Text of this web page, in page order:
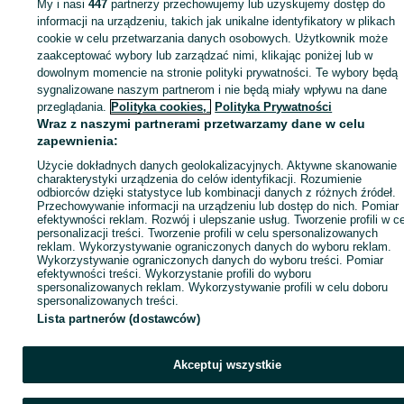
KATEGORIA
ID:1059324690 Wyświetlenia:
Zadzwoń / SMS
My i nasi447 partnerzy przechowujemy lub uzyskujemy dostęp do
informacji na urządzeniu, takich jak unikalne identyfikatory w plikach
cookie w celu przetwarzania danych osobowych. Użytkownik może
zaakceptować wybory lub zarządzać nimi, klikając poniżej lub w
dowolnym momencie na stronie polityki prywatności. Te wybory będą
sygnalizowane naszym partnerom i nie będą miały wpływu na dane
przeglądania. Polityka cookies, Polityka Prywatności
Wraz z naszymi partnerami przetwarzamy dane w celu
zapewnienia:
Użycie dokładnych danych geolokalizacyjnych. Aktywne skanowanie
charakterystyki urządzenia do celów identyfikacji. Rozumienie
odbiorców dzięki statystyce lub kombinacji danych z różnych źródeł.
Przechowywanie informacji na urządzeniu lub dostęp do nich. Pomiar
efektywności reklam. Rozwój i ulepszanie usług. Tworzenie profili w
personalizacji treści. Tworzenie profili w celu spersonalizowanych
reklam. Wykorzystywanie ograniczonych danych do wyboru reklam.
Wykorzystywanie ograniczonych danych do wyboru treści. Pomiar
efektywności treści. Wykorzystanie profili do wyboru
spersonalizowanych reklam. Wykorzystywanie profili w celu doboru
spersonalizowanych treści.
Lista partnerów (dostawców)
Akceptuj wszystkie